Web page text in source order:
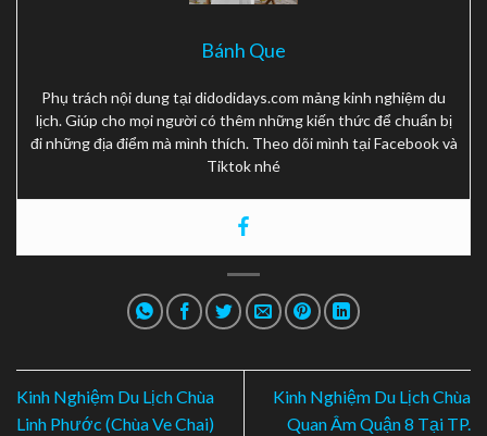
Bánh Que
Phụ trách nội dung tại didodidays.com mảng kinh nghiệm du
lịch. Giúp cho mọi người có thêm những kiến thức để chuẩn bị
đi những địa điểm mà mình thích. Theo dõi mình tại Facebook và
Tiktok nhé
Kinh Nghiệm Du Lịch Chùa
Linh Phước (Chùa Ve Chai)
Kinh Nghiệm Du Lịch Chùa
Quan Âm Quận 8 Tại TP.